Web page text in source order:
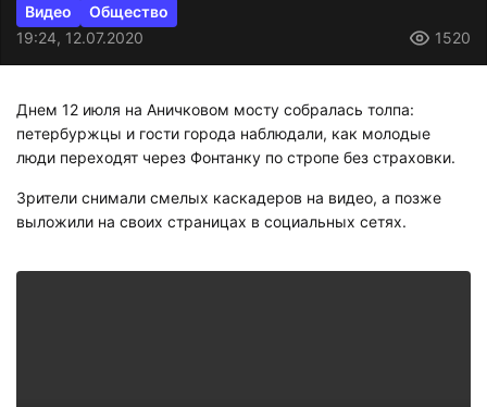
Видео
Общество
19:24, 12.07.2020
1520
Днем 12 июля на Аничковом мосту собралась толпа:
петербуржцы и гости города наблюдали, как молодые
люди переходят через Фонтанку по стропе без страховки.
Зрители снимали смелых каскадеров на видео, а позже
выложили на своих страницах в социальных сетях.